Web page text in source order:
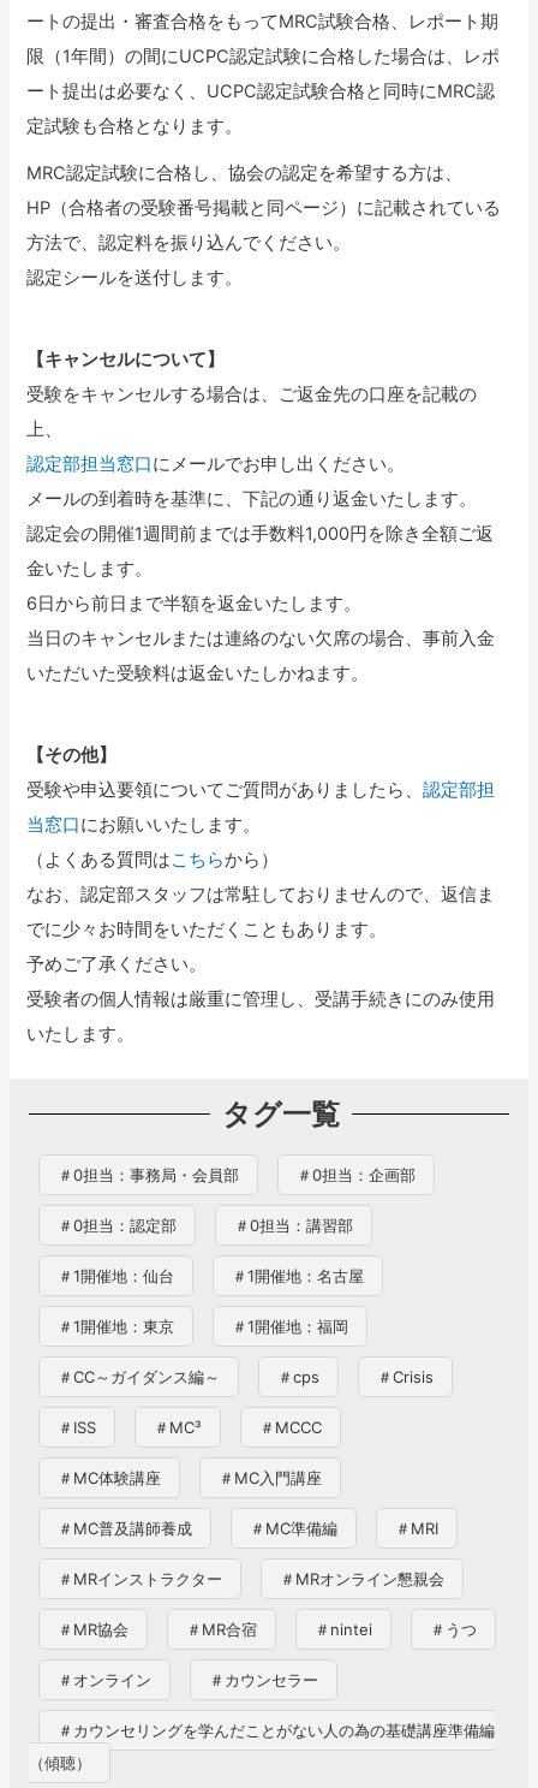
ートの提出・審査合格をもってMRC試験合格、レポート期
限（1年間）の間にUCPC認定試験に合格した場合は、レポ
ート提出は必要なく、UCPC認定試験合格と同時にMRC認
定試験も合格となります。
MRC認定試験に合格し、協会の認定を希望する方は、
HP（合格者の受験番号掲載と同ページ）に記載されている
方法で、認定料を振り込んでください。
認定シールを送付します。
【キャンセルについて】
受験をキャンセルする場合は、ご返金先の口座を記載の
上、
認定部担当窓口にメールでお申し出ください。
メールの到着時を基準に、下記の通り返金いたします。
認定会の開催1週間前までは手数料1,000円を除き全額ご返
金いたします。
6日から前日まで半額を返金いたします。
当日のキャンセルまたは連絡のない欠席の場合、事前入金
いただいた受験料は返金いたしかねます。
【その他】
受験や申込要領についてご質問がありましたら、認定部担
当窓口にお願いいたします。
（よくある質問はこちらから）
なお、認定部スタッフは常駐しておりませんので、返信ま
でに少々お時間をいただくこともあります。
予めご了承ください。
受験者の個人情報は厳重に管理し、受講手続きにのみ使用
いたします。
タグ一覧
＃0担当：事務局・会員部 ＃0担当：企画部
＃0担当：認定部 ＃0担当：講習部
＃1開催地：仙台 ＃1開催地：名古屋
＃1開催地：東京 ＃1開催地：福岡
＃CC～ガイダンス編～ ＃cps ＃Crisis
＃ISS ＃MC³ ＃MCCC
＃MC体験講座 ＃MC入門講座
＃MC普及講師養成 ＃MC準備編 ＃MRI
＃MRインストラクター ＃MRオンライン懇親会
＃MR協会 ＃MR合宿 ＃nintei ＃うつ
＃オンライン ＃カウンセラー
＃カウンセリングを学んだことがない人の為の基礎講座準備編
（傾聴）